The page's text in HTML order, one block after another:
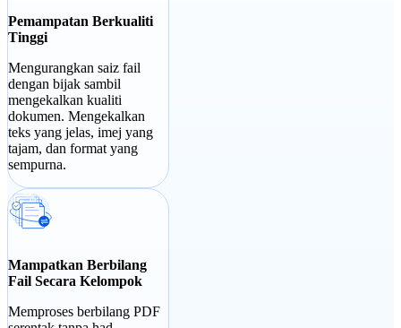
Pemampatan Berkualiti
Tinggi
Mengurangkan saiz fail
dengan bijak sambil
mengekalkan kualiti
dokumen. Mengekalkan
teks yang jelas, imej yang
tajam, dan format yang
sempurna.
Mampatkan Berbilang
Fail Secara Kelompok
Memproses berbilang PDF